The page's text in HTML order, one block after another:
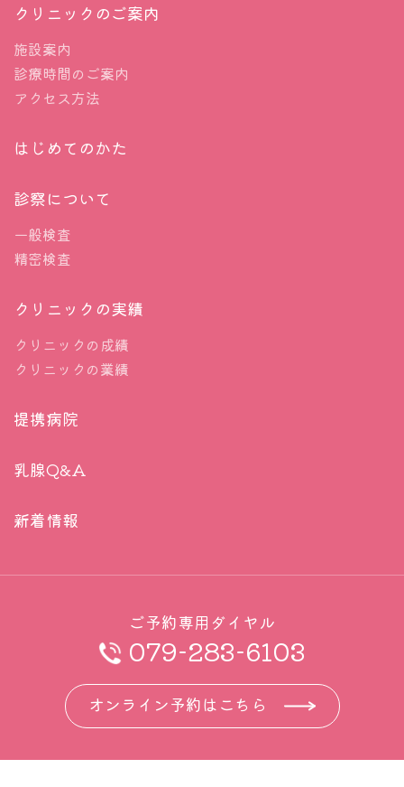
いはずですが、段階的に判断されます。
HER2は 0 1+ 2+ 3+と4段階に評価されま
す。原則3+がHER2陽性なのですが、2+であった
場合、念のため遺伝子レベルまで調査（Fish検査）
され、2+（Fish-）、2+（Fish+）に分類されま
てHER2 2+（Fish+）についてはこれまでにさまざ
まな薬、投与方法が開発され、今では大変予後も改
善し、”薬で治せるがん”も視野に入ってきていま
性がもはや目の前といった段階です。
この抗がん剤でがんが治せる、ということは実は治
なぜか。薬でがんが治せるようになれば、基本的に
早期がんとは、手術によって取り切れてしまえる可
ても、目に見えない転移が残っている可能性が高い
ないのであれば、早期、末期はありません。効く、
効かないがあるだけです。その意味からは検診を受
けておらず、ほぼ末期発見されたとしても、そこか
ら問題なく治せるのであれば検診すら要らなくなり
ただいまはすべてのHER2陽性乳がんが薬で消える
クリニックのご案内
施設案内
診療時間のご案内
アクセス方法
はじめてのかた
診察について
一般検査
精密検査
クリニックの実績
クリニックの成績
クリニックの業績
提携病院
乳腺Q&A
新着情報
ご予約専用ダイヤル
079-283-6103
オンライン予約はこちら